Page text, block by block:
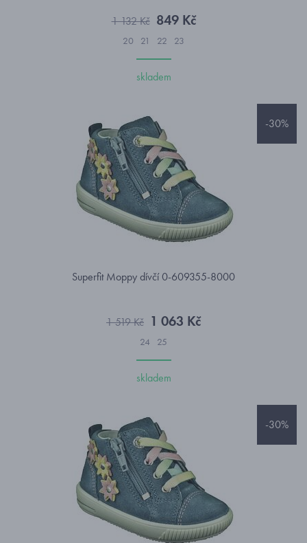
1 132 Kč 849 Kč
20 21 22 23
skladem
-30%
Superfit Moppy dívčí 0-609355-8000
1 519 Kč 1 063 Kč
24 25
skladem
-30%